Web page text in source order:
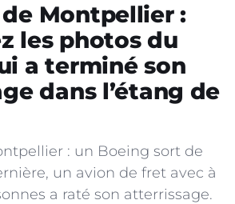
Montpellier :
les photos du
a terminé son
dans l’étang de
: un Boeing sort de
un avion de fret avec à
a raté son atterrissage.